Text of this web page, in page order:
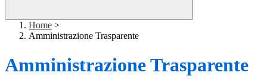
Home >
Amministrazione Trasparente
Amministrazione Trasparente